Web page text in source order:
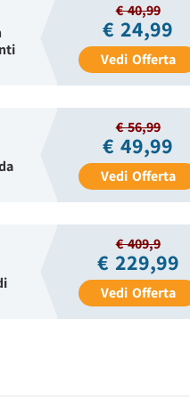
€ 40,99
€ 24,99
Vedi Offerta
€ 56,99
€ 49,99
Vedi Offerta
€ 409,9
€ 229,99
Vedi Offerta